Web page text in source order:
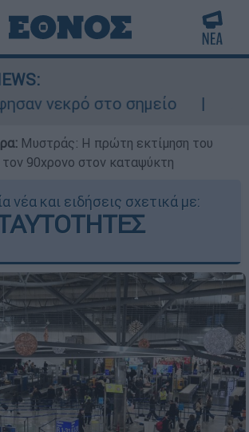
Δίωξη για
Μυστράς: Η πρώτη εκτίμηση του
τον 90χρονο στον καταψύκτη
νέα και ειδήσεις σχετικά με: